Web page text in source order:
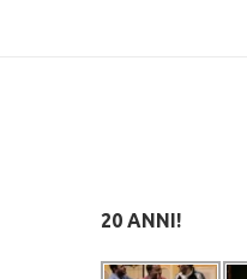
20 ANNI!